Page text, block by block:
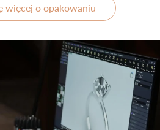
więcej o opakowaniu